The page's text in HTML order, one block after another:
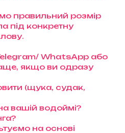
правильний розмір
під конкретну
WhatsApp або
якщо ви одразу
(щука, судак,
вашій водоймі?
на основі